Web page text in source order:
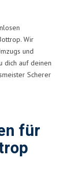
Wir
und
dich auf deinen
Scherer
für